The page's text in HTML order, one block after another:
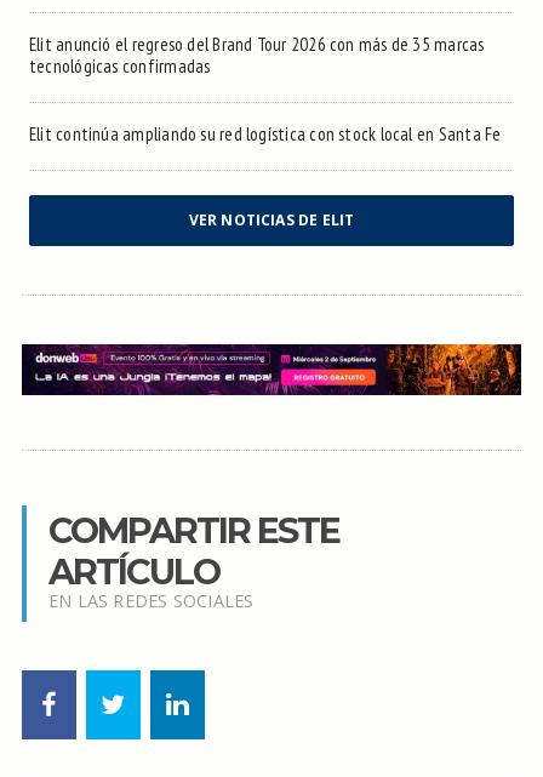
Elit anunció el regreso del Brand Tour 2026 con más de 35 marcas
tecnológicas confirmadas
Elit continúa ampliando su red logística con stock local en Santa Fe
VER NOTICIAS DE ELIT
COMPARTIR ESTE
ARTÍCULO
EN LAS REDES SOCIALES